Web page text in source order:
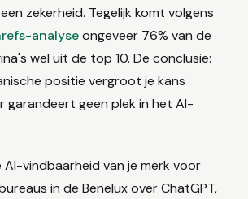
zekerheid. Tegelijk komt volgens
analyseongeveer 76% van de
wel uit de top 10. De conclusie:
positie vergroot je kans
garandeert geen plek in het AI-
AI-vindbaarheid van je merk voor
in de Benelux over ChatGPT,